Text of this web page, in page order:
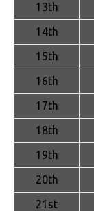
13th
14th
15th
16th
17th
18th
19th
20th
21st